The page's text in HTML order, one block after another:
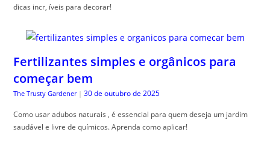
dicas incr, íveis para decorar!
Fertilizantes simples e orgânicos para
começar bem
The Trusty Gardener | 30 de outubro de 2025
Como usar adubos naturais , é essencial para quem deseja um jardim
saudável e livre de químicos. Aprenda como aplicar!